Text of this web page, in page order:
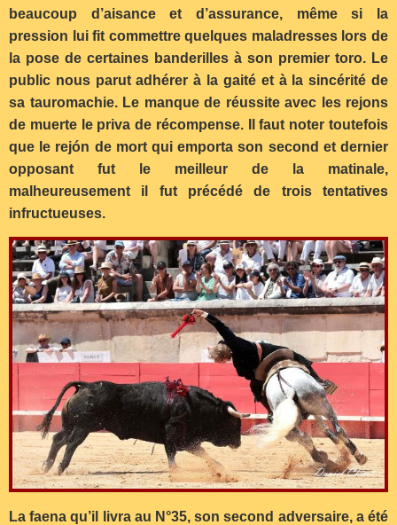
beaucoup d’aisance et d’assurance, même si la
pression lui fit commettre quelques maladresses lors de
la pose de certaines banderilles à son premier toro. Le
public nous parut adhérer à la gaité et à la sincérité de
sa tauromachie. Le manque de réussite avec les rejons
de muerte le priva de récompense. Il faut noter toutefois
que le rejón de mort qui emporta son second et dernier
opposant fut le meilleur de la matinale,
malheureusement il fut précédé de trois tentatives
infructueuses.
La faena qu’il livra au N°35, son second adversaire, a été